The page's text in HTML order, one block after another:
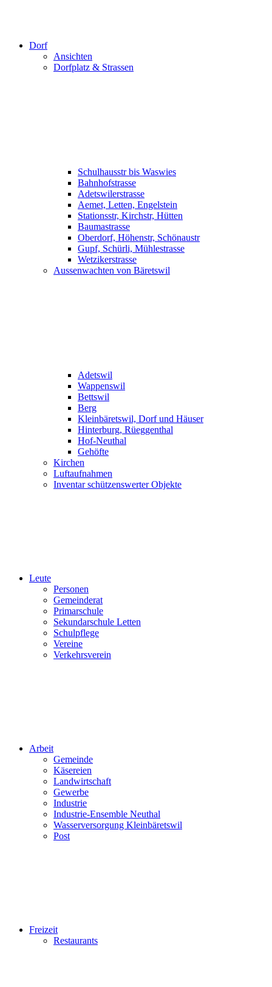
Dorf
Ansichten
Dorfplatz & Strassen
Schulhausstr bis Waswies
Bahnhofstrasse
Adetswilerstrasse
Aemet, Letten, Engelstein
Stationsstr, Kirchstr, Hütten
Baumastrasse
Oberdorf, Höhenstr, Schönaustr
Gupf, Schürli, Mühlestrasse
Wetzikerstrasse
Aussenwachten von Bäretswil
Adetswil
Wappenswil
Bettswil
Berg
Kleinbäretswil, Dorf und Häuser
Hinterburg, Rüeggenthal
Hof-Neuthal
Gehöfte
Kirchen
Luftaufnahmen
Inventar schützenswerter Objekte
Leute
Personen
Gemeinderat
Primarschule
Sekundarschule Letten
Schulpflege
Vereine
Verkehrsverein
Arbeit
Gemeinde
Käsereien
Landwirtschaft
Gewerbe
Industrie
Industrie-Ensemble Neuthal
Wasserversorgung Kleinbäretswil
Post
Freizeit
Restaurants